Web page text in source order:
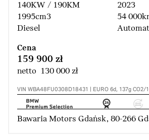
140KW / 190KM
1995cm3
Diesel
2023
54
Cena
159 900 zł
netto 130 000 zł
VIN WBA48FU0308D18431 | EURO 6d, 137g
Bawaria Motors Gdańsk, 80-266